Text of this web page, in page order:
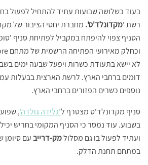
בעוד כשלושה שבועות עתיד להתחיל לפעול
רשת 'מקדונלד'ס'. מחברת יחסי הציבור של
הסניף צפוי להיפתח במקביל לפתיחת סניף
נוספים כשרים הפזורים ברחבי הארץ.
סניף מקדונלד'ס מצטרף ל'גלידה גולדה',
ועתיד לפעול בו גם מסלולמק-דרייבעם סיומן
במתחם תחנת הדלק.